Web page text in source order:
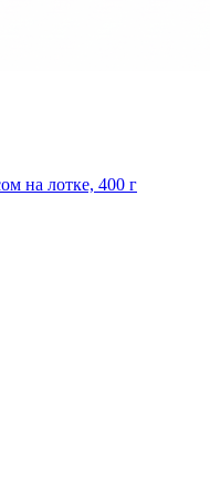
на лотке, 400 г